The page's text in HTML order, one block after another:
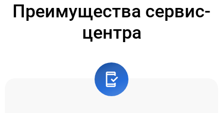
Преимущества сервис-
центра